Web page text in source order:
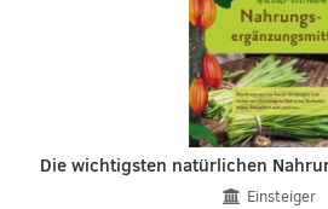
Die wichtigsten natürlichen
Einsteiger